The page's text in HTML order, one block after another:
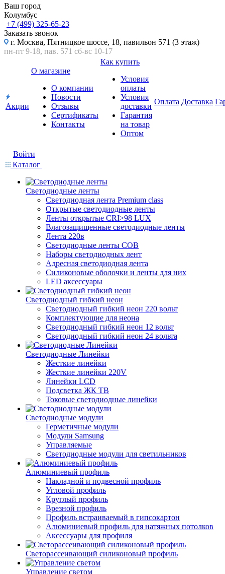
Ваш город
Колумбус
+7 (499) 325-65-23
Заказать звонок
г. Москва, Пятницкое шоссе, 18, павильон 571 (3 этаж)
пн-пт 9-18, пав. 571 сб-вс 10-17
Акции
О магазине
О компании
Новости
Отзывы
Сертификаты
Контакты
Как купить
Условия
оплаты
Условия
доставки
Гарантия
на товар
Оптом
Оплата Доставка
Войти
Каталог
Светодиодные ленты
Светодиодная лента Premium class
Открытые светодиодные ленты
Ленты открытые CRI>98 LUX
Влагозащищенные светодиодные ленты
Лента 220в
Светодиодные ленты COB
Наборы светодиодных лент
Адресная светодиодная лента
Силиконовые оболочки и ленты для них
LED аксессуары
Светодиодный гибкий неон
Светодиодный гибкий неон 220 вольт
Комплектующие для неона
Светодиодный гибкий неон 12 вольт
Светодиодный гибкий неон 24 вольта
Светодиодные Линейки
Жесткие линейки
Жесткие линейки 220V
Линейки LCD
Подсветка ЖК ТВ
Токовые светодиодные линейки
Светодиодные модули
Герметичные модули
Модули Samsung
Управляемые
Светодиодные модули для светильников
Алюминиевый профиль
Накладной и подвесной профиль
Угловой профиль
Круглый профиль
Врезной профиль
Профиль встраиваемый в гипсокартон
Алюминиевый профиль для натяжных потолков
Аксессуары для профиля
Светорассеивающий силиконовый профиль
Управление светом